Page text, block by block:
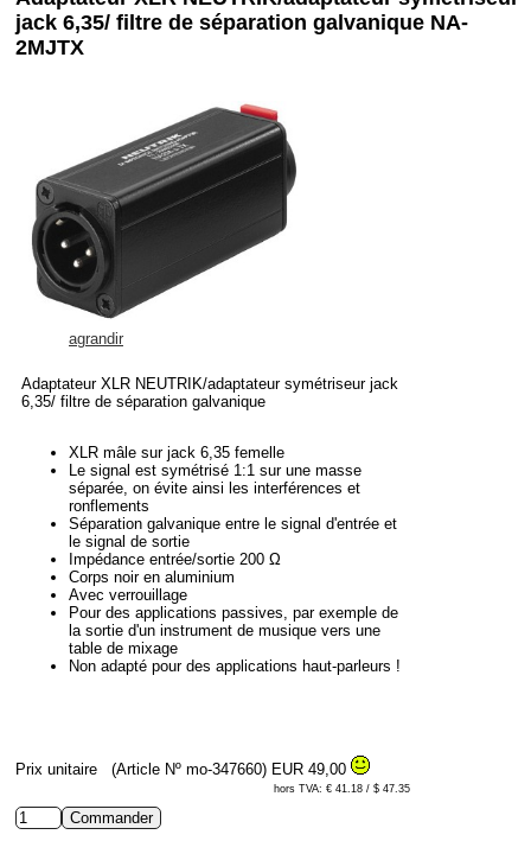
jack 6,35/ filtre de séparation galvanique NA-
2MJTX
agrandir
Adaptateur XLR NEUTRIK/adaptateur symétriseur jack
6,35/ filtre de séparation galvanique
XLR mâle sur jack 6,35 femelle
Le signal est symétrisé 1:1 sur une masse
séparée, on évite ainsi les interférences et
ronflements
Séparation galvanique entre le signal d'entrée et
le signal de sortie
Impédance entrée/sortie 200 Ω
Corps noir en aluminium
Avec verrouillage
Pour des applications passives, par exemple de
la sortie d'un instrument de musique vers une
table de mixage
Non adapté pour des applications haut-parleurs !
Prix unitaire (Article Nº mo-347660) EUR 49,00
hors TVA: € 41.18 / $ 47.35